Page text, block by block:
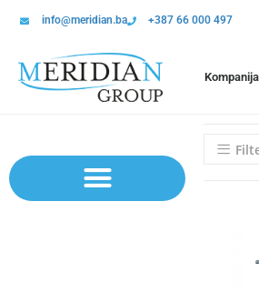
info@meridian.ba +387 66 000 497
Kompanija